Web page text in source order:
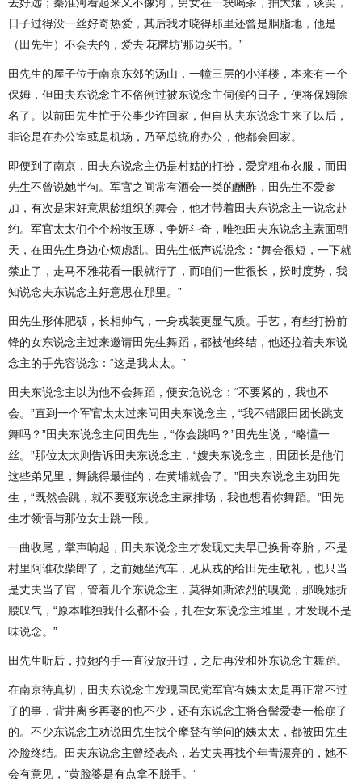
日子过得没一丝好奇热爱，其后我才晓得那里还曾是胭脂地，他是
（田先生）不会去的，爱去‘花牌坊’那边买书。”
田先生的屋子位于南京东郊的汤山，一幢三层的小洋楼，本来有一个
保姆，但田夫东说念主不俗例过被东说念主伺候的日子，便将保姆除
名了。以前田先生忙于公事少许回家，但自从夫东说念主来了以后，
非论是在办公室或是机场，乃至总统府办公，他都会回家。
即便到了南京，田夫东说念主仍是村姑的打扮，爱穿粗布衣服，而田
先生不曾说她半句。军官之间常有酒会一类的酬酢，田先生不爱参
加，有次是宋好意思龄组织的舞会，他才带着田夫东说念主一说念赴
约。军官太太们个个粉妆玉琢，争妍斗奇，唯独田夫东说念主素面朝
天，在田先生身边心烦虑乱。田先生低声说说念：“舞会很短，一下就
禁止了，走马不雅花看一眼就行了，而咱们一世很长，揆时度势，我
知说念夫东说念主好意思在那里。”
田先生形体肥硕，长相帅气，一身戎装更显气质。手艺，有些打扮前
锋的女东说念主过来邀请田先生舞蹈，都被他终结，他还拉着夫东说
念主的手先容说念：“这是我太太。”
田夫东说念主以为他不会舞蹈，便安危说念：“不要紧的，我也不
会。”直到一个军官太太过来问田夫东说念主，“我不错跟田团长跳支
舞吗？”田夫东说念主问田先生，“你会跳吗？”田先生说，“略懂一
丝。”那位太太则告诉田夫东说念主，“嫂夫东说念主，田团长是他们
这些弟兄里，舞跳得最佳的，在黄埔就会了。”田夫东说念主劝田先
生，“既然会跳，就不要驳东说念主家排场，我也想看你舞蹈。”田先
生才领悟与那位女士跳一段。
一曲收尾，掌声响起，田夫东说念主才发现丈夫早已换骨夺胎，不是
村里阿谁砍柴郎了，之前她坐汽车，见从戎的给田先生敬礼，也只当
是丈夫当了官，管着几个东说念主，莫得如斯浓烈的嗅觉，那晚她折
腰叹气，“原本唯独我什么都不会，扎在女东说念主堆里，才发现不是
味说念。”
田先生听后，拉她的手一直没放开过，之后再没和外东说念主舞蹈。
在南京待真切，田夫东说念主发现国民党军官有姨太太是再正常不过
了的事，背井离乡再娶的也不少，还有东说念主将合髻爱妻一枪崩了
的。不少东说念主劝说田先生找个摩登有学问的姨太太，都被田先生
冷脸终结。田夫东说念主曾经表态，若丈夫再找个年青漂亮的，她不
会有意见，“黄脸婆是有点拿不脱手。”